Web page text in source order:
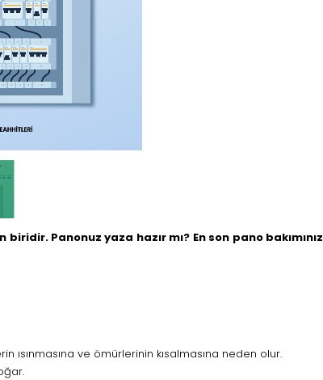
Panonuz yaza hazır mı? En son pano bakımınız
ısınmasına ve ömürlerinin kısalmasına neden olur.